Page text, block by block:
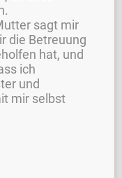
sagt mir
die Betreuung
hat, und
ich
und
mir selbst